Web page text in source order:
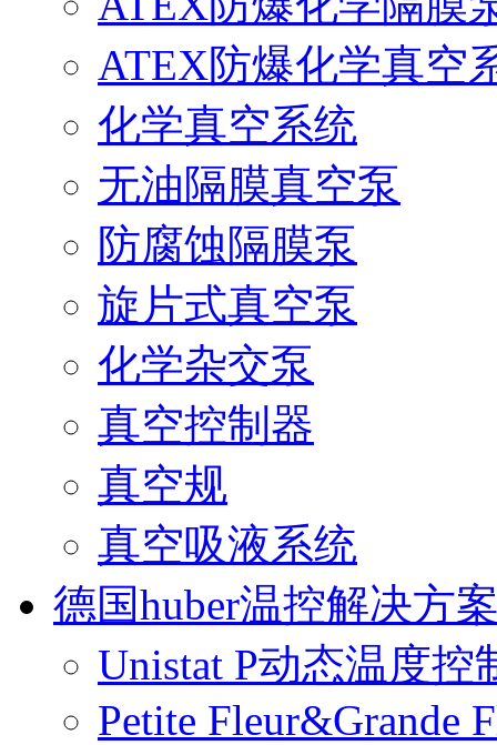
ATEX防爆化学真空
化学真空系统
无油隔膜真空泵
防腐蚀隔膜泵
旋片式真空泵
化学杂交泵
真空控制器
真空规
真空吸液系统
德国huber温控解决方
Unistat P动态温度控
Petite Fleur&Grande